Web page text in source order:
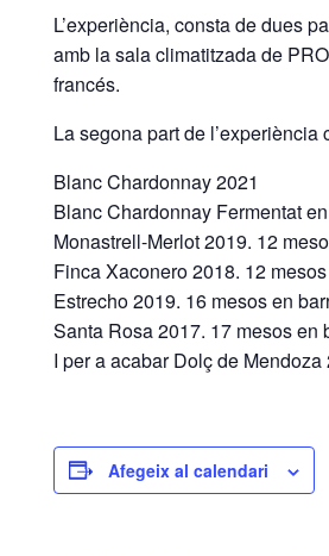
L’experiència, consta de dues
amb la sala climatitzada de
francés.
La segona part de
Blanc Chardonnay 2021
Blanc Chardonnay Fermentat
Monastrell-Merlot 2019. 12
Finca Xaconero 2018. 12
Estrecho 2019. 16 mesos en
Santa Rosa 2017. 17 mesos en
I per a acabar Dolç de
Afegeix al calendari